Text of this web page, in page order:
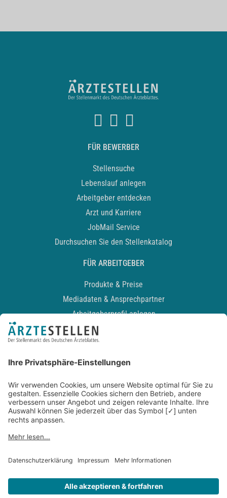
FÜR BEWERBER
Stellensuche
Lebenslauf anlegen
Arbeitgeber entdecken
Arzt und Karriere
JobMail Service
Durchsuchen Sie den Stellenkatalog
FÜR ARBEITGEBER
Produkte & Preise
Mediadaten & Ansprechpartner
Arbeitgeberprofil anlegen
Recruiting-Podcast
Kontakt
Datenschutz
Newsletter